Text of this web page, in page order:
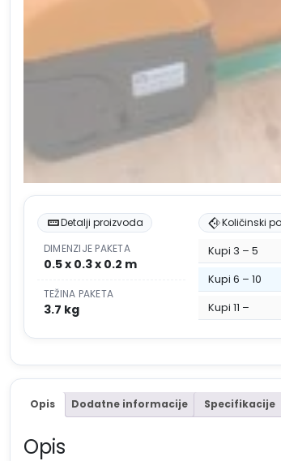
Detalji proizvoda
DIMENZIJE PAKETA
0.5 x 0.3 x 0.2 m
TEŽINA PAKETA
3.7 kg
Količinski
Kupi 3 – 5
Kupi 6 – 10
Kupi 11 –
Opis Dodatne informacije Specifikacije
Opis